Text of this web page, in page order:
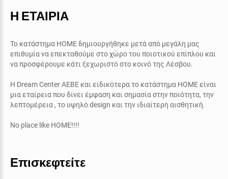
Η ΕΤΑΙΡΙΑ
Το κατάστημα ΗΟΜΕ δημιουργήθηκε μετά από μεγάλη μας
επιθυμία να επεκταθούμε στο χώρο του ποιοτικού επίπλου και
να προσφέρουμε κάτι ξεχωριστό στο κοινό της Λέσβου.
Η Dream Center AEBE και ειδικότερα το κατάστημα ΗΟΜΕείναι
μια εταίρεια που δίνει έμφαση και σημασία στην ποιότητα, την
λεπτομέρεια , το υψηλόdesign και την ιδιαίτερη αισθητική.
No place like HOME!!!!
Επισκεφτείτε